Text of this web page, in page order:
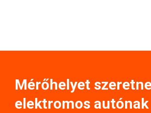
Mérőhelyet
elektromos autónak